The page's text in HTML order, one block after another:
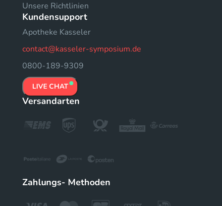
Unsere Richtlinien
Kundensupport
Apotheke Kasseler
contact@kasseler-symposium.de
0800-189-9309
LIVE CHAT
Versandarten
Zahlungs- Methoden